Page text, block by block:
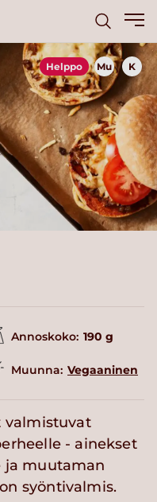
Helppo Mu K
Annoskoko: 190 g
Muunna: Vegaaninen
valmistuvat
- ainekset
ja muutaman
syöntivalmis.